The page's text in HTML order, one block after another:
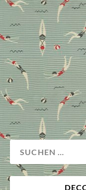
Während der
Krokus-
den neuen
Showroom-Messe
bereit für den
entlang …
Wohnen